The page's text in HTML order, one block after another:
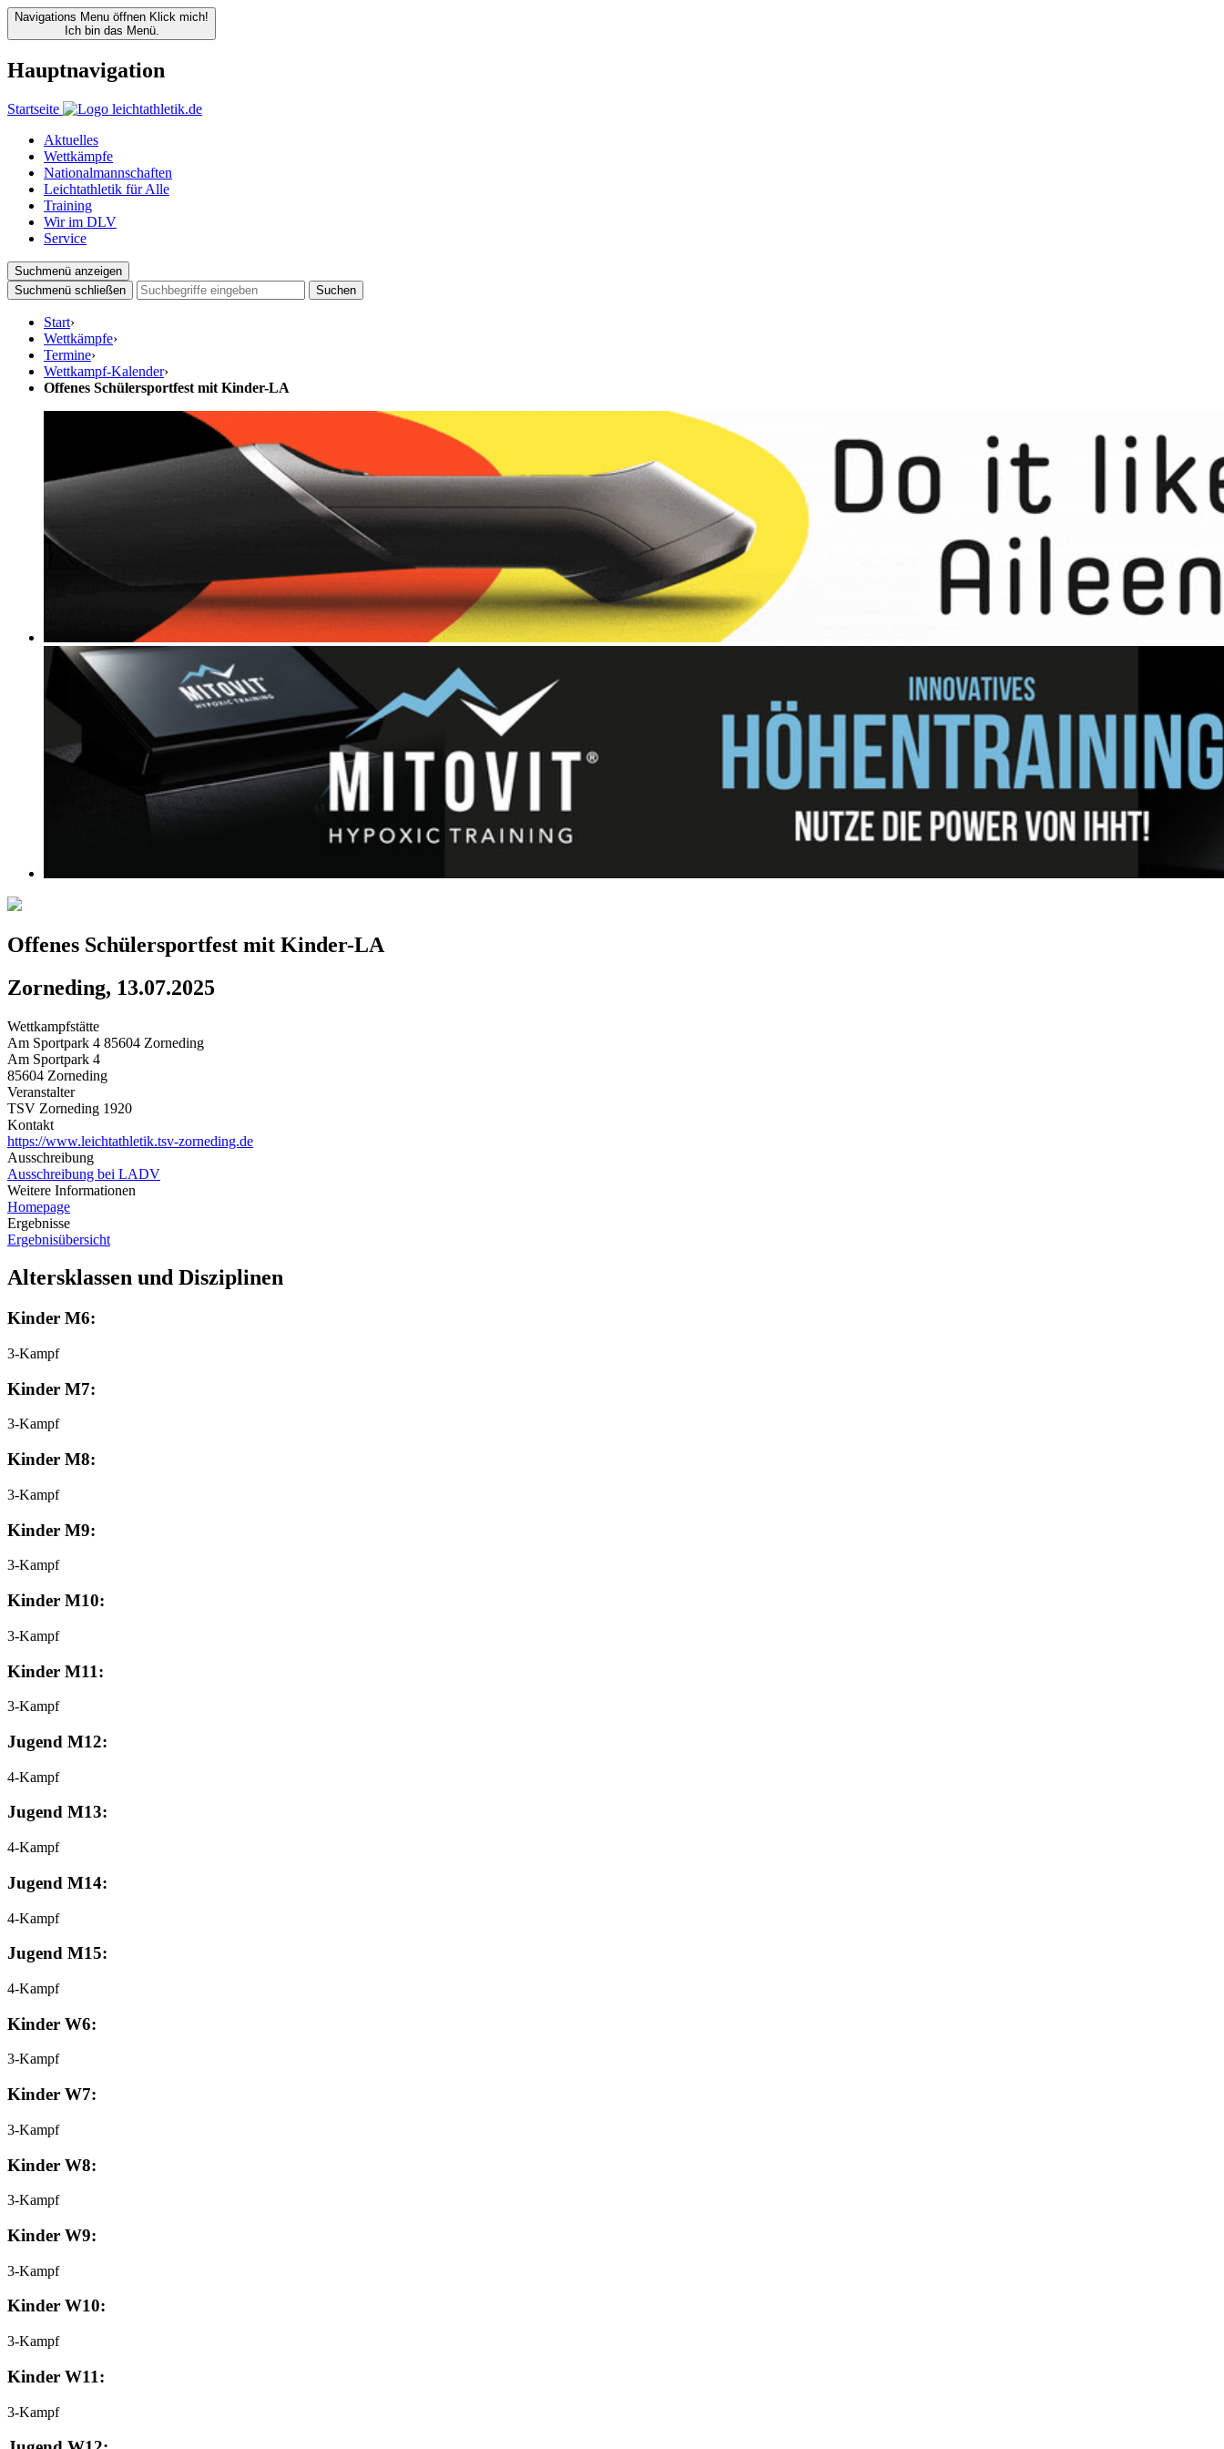
Navigations Menu öffnen Klick mich!
Ich bin das Menü.
Hauptnavigation
Startseite
Aktuelles
Wettkämpfe
Nationalmannschaften
Leichtathletik für Alle
Training
Wir im DLV
Service
Suchmenü anzeigen
Suchmenü schließen
Suchen
Start›
Wettkämpfe›
Termine›
Wettkampf-Kalender›
Offenes Schülersportfest mit Kinder-LA
Offenes Schülersportfest mit Kinder-LA
Zorneding, 13.07.2025
Wettkampfstätte
Am Sportpark 4 85604 Zorneding
Am Sportpark 4
85604 Zorneding
Veranstalter
TSV Zorneding 1920
Kontakt
https://www.leichtathletik.tsv-zorneding.de
Ausschreibung
Ausschreibung bei LADV
Weitere Informationen
Homepage
Ergebnisse
Ergebnisübersicht
Altersklassen und Disziplinen
Kinder M6:
3-Kampf
Kinder M7:
3-Kampf
Kinder M8:
3-Kampf
Kinder M9:
3-Kampf
Kinder M10:
3-Kampf
Kinder M11:
3-Kampf
Jugend M12:
4-Kampf
Jugend M13:
4-Kampf
Jugend M14:
4-Kampf
Jugend M15:
4-Kampf
Kinder W6:
3-Kampf
Kinder W7:
3-Kampf
Kinder W8:
3-Kampf
Kinder W9:
3-Kampf
Kinder W10:
3-Kampf
Kinder W11:
3-Kampf